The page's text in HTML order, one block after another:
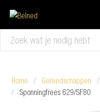
Home Gereedschappen
Sponningfrees 629/SF80
Alle resultaten